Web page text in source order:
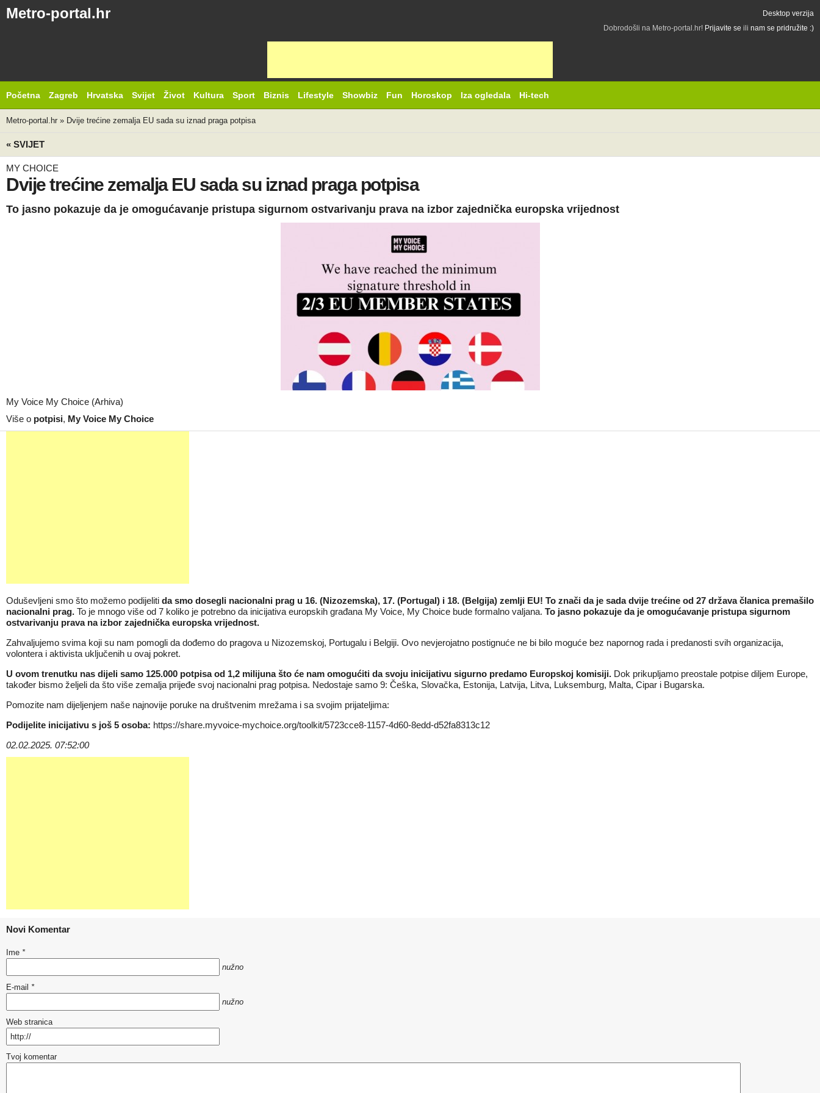
Metro-portal.hr
Desktop verzija
Dobrodošli na Metro-portal.hr! Prijavite se ili nam se pridružite :)
Početna Zagreb Hrvatska Svijet Život Kultura Sport Biznis Lifestyle Showbiz Fun Horoskop Iza ogledala Hi-tech
Metro-portal.hr » Dvije trećine zemalja EU sada su iznad praga potpisa
« SVIJET
MY CHOICE
Dvije trećine zemalja EU sada su iznad praga potpisa
To jasno pokazuje da je omogućavanje pristupa sigurnom ostvarivanju prava na izbor zajednička europska vrijednost
My Voice My Choice (Arhiva)
Više o potpisi, My Voice My Choice
Oduševljeni smo što možemo podijeliti da smo dosegli nacionalni prag u 16. (Nizozemska), 17. (Portugal) i 18. (Belgija) zemlji EU! To znači da je sada dvije trećine od 27 država članica premašilo
nacionalni prag. To je mnogo više od 7 koliko je potrebno da inicijativa europskih građana My Voice, My Choice bude formalno valjana. To jasno pokazuje da je omogućavanje pristupa sigurnom
ostvarivanju prava na izbor zajednička europska vrijednost.
Zahvaljujemo svima koji su nam pomogli da dođemo do pragova u Nizozemskoj, Portugalu i Belgiji. Ovo nevjerojatno postignuće ne bi bilo moguće bez napornog rada i predanosti svih organizacija,
volontera i aktivista uključenih u ovaj pokret.
U ovom trenutku nas dijeli samo 125.000 potpisa od 1,2 milijuna što će nam omogućiti da svoju inicijativu sigurno predamo Europskoj komisiji. Dok prikupljamo preostale potpise diljem Europe,
također bismo željeli da što više zemalja prijeđe svoj nacionalni prag potpisa. Nedostaje samo 9: Češka, Slovačka, Estonija, Latvija, Litva, Luksemburg, Malta, Cipar i Bugarska.
Pomozite nam dijeljenjem naše najnovije poruke na društvenim mrežama i sa svojim prijateljima:
Podijelite inicijativu s još 5 osoba: https://share.myvoice-mychoice.org/toolkit/5723cce8-1157-4d60-8edd-d52fa8313c12
02.02.2025. 07:52:00
Novi Komentar
Ime *
nužno
E-mail *
nužno
Web stranica
Tvoj komentar